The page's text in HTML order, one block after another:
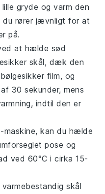
lille gryde og varm den
du rører jævnligt for at
på.
at hælde sød
skål, dæk den
film, og
30 sekunder, mens
indtil den er
maskine, kan du hælde
pose og
ved 60°C i cirka 15-
varmebestandig skål